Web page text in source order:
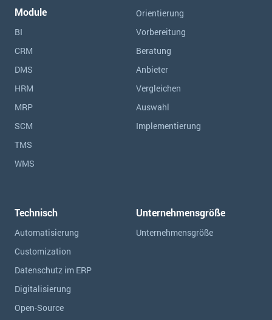
Module
BI
CRM
DMS
HRM
MRP
SCM
TMS
WMS
Orientierung
Vorbereitung
Beratung
Anbieter
Vergleichen
Auswahl
Implementierung
Technisch
Automatisierung
Customization
Datenschutz im ERP
Digitalisierung
Open-Source
Unternehmensgröße
Unternehmensgröße